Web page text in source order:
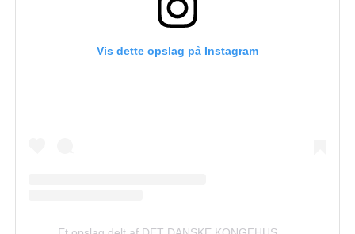
Vis dette opslag på Instagram